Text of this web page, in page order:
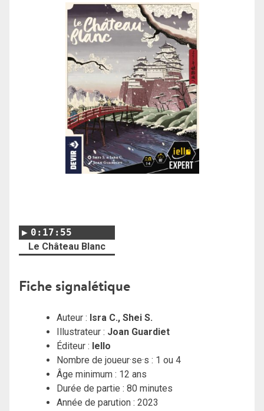
0:17:55
Le Château Blanc
Fiche signalétique
Auteur : Isra C., Shei S.
Illustrateur : Joan Guardiet
Éditeur : Iello
Nombre de joueur·se·s : 1 ou 4
Âge minimum : 12 ans
Durée de partie : 80 minutes
Année de parution : 2023